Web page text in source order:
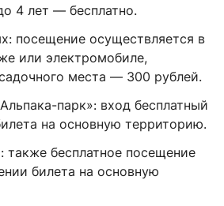
4 лет — бесплатно.
посещение осуществляется в
или электромобиле,
места — 300 рублей.
парк»: вход бесплатный
на основную территорию.
также бесплатное посещение
билета на основную